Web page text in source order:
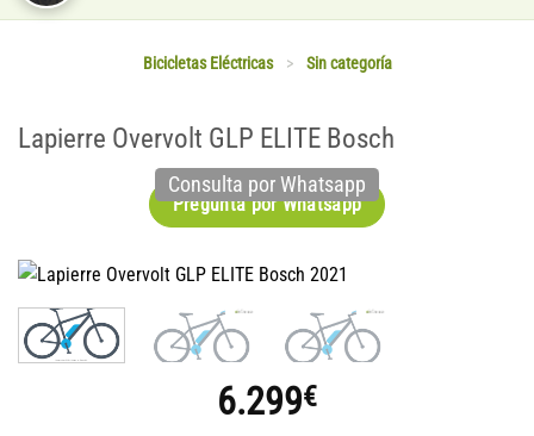
Bicicletas Eléctricas > Sin categoría
Lapierre Overvolt GLP ELITE Bosch
Pregunta por Whatsapp
Consulta por Whatsapp
6.299€